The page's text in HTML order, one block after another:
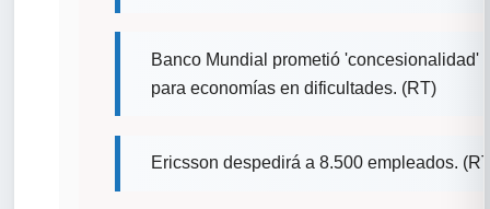
Banco Mundial prometió 'concesionalidad'
para economías en dificultades. (RT)
Ericsson despedirá a 8.500 empleados.